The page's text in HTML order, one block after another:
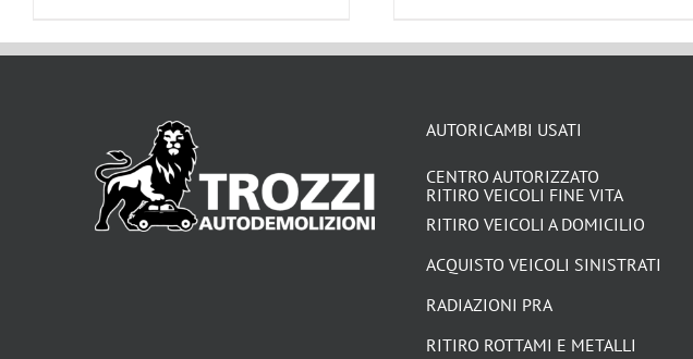
AUTORICAMBI USATI
CENTRO AUTORIZZATO
RITIRO VEICOLI FINE VITA
RITIRO VEICOLI A DOMICILIO
ACQUISTO VEICOLI SINISTRATI
RADIAZIONI PRA
RITIRO ROTTAMI E METALLI